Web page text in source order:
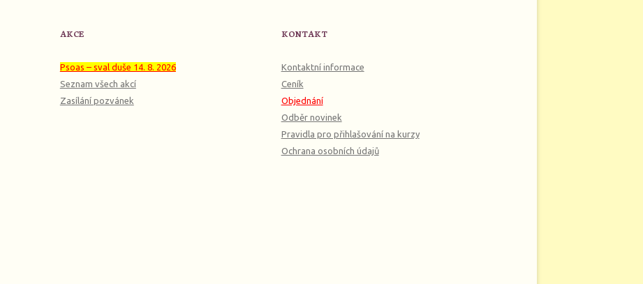
AKCE
Psoas – sval duše 14. 8. 2026
Seznam všech akcí
Zasílání pozvánek
KONTAKT
Kontaktní informace
Ceník
Objednání
Odběr novinek
Pravidla pro přihlašování na kurzy
Ochrana osobních údajů